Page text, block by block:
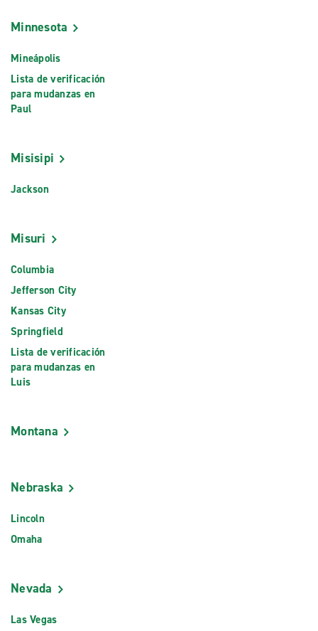
Minnesota
Mineápolis
Lista de verificación
para mudanzas en
Paul
Misisipi
Jackson
Misuri
Columbia
Jefferson City
Kansas City
Springfield
Lista de verificación
para mudanzas en
Luis
Montana
Nebraska
Lincoln
Omaha
Nevada
Las Vegas